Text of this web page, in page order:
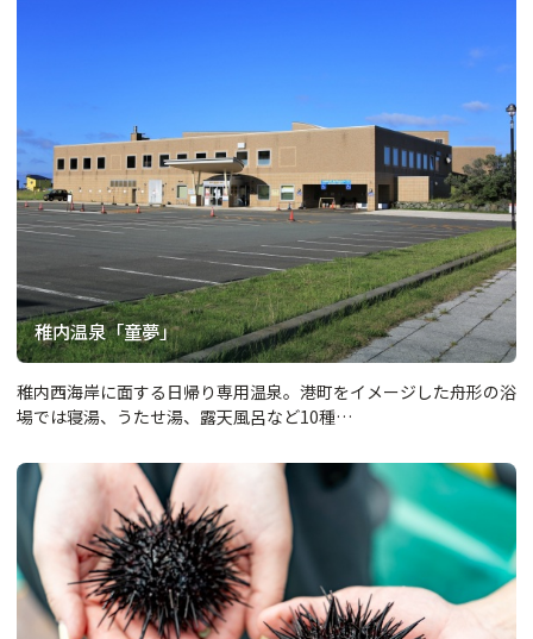
稚内温泉「童夢」
稚内西海岸に面する日帰り専用温泉。港町をイメージした舟形の浴
場では寝湯、うたせ湯、露天風呂など10種…